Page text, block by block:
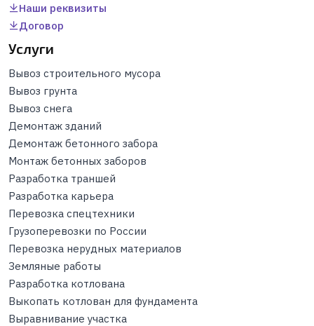
Наши реквизиты
Договор
Услуги
Вывоз строительного мусора
Вывоз грунта
Вывоз снега
Демонтаж зданий
Демонтаж бетонного забора
Монтаж бетонных заборов
Разработка траншей
Разработка карьера
Перевозка спецтехники
Грузоперевозки по России
Перевозка нерудных материалов
Земляные работы
Разработка котлована
Выкопать котлован для фундамента
Выравнивание участка